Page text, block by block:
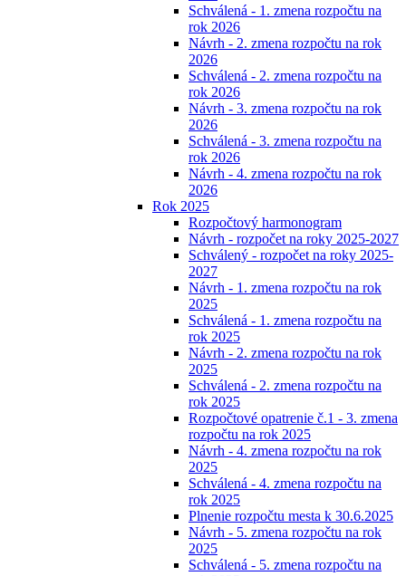
Schválená - 1. zmena rozpočtu na
rok 2026
Návrh - 2. zmena rozpočtu na rok
2026
Schválená - 2. zmena rozpočtu na
rok 2026
Návrh - 3. zmena rozpočtu na rok
2026
Schválená - 3. zmena rozpočtu na
rok 2026
Návrh - 4. zmena rozpočtu na rok
2026
Rok 2025
Rozpočtový harmonogram
Návrh - rozpočet na roky 2025-2027
Schválený - rozpočet na roky 2025-
2027
Návrh - 1. zmena rozpočtu na rok
2025
Schválená - 1. zmena rozpočtu na
rok 2025
Návrh - 2. zmena rozpočtu na rok
2025
Schválená - 2. zmena rozpočtu na
rok 2025
Rozpočtové opatrenie č.1 - 3. zmena
rozpočtu na rok 2025
Návrh - 4. zmena rozpočtu na rok
2025
Schválená - 4. zmena rozpočtu na
rok 2025
Plnenie rozpočtu mesta k 30.6.2025
Návrh - 5. zmena rozpočtu na rok
2025
Schválená - 5. zmena rozpočtu na